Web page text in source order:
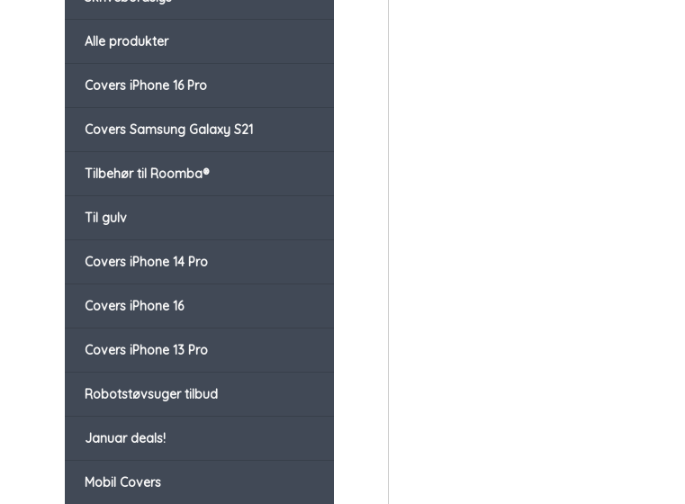
Alle produkter
Covers iPhone 16 Pro
Covers Samsung Galaxy S21
Tilbehør til Roomba®
Til gulv
Covers iPhone 14 Pro
Covers iPhone 16
Covers iPhone 13 Pro
Robotstøvsuger tilbud
Januar deals!
Mobil Covers